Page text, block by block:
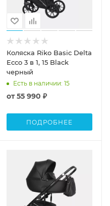
Коляска Riko Basic Delta
Ecco 3 в 1, 15 Black
черный
Есть в наличии: 15
от55 990 ₽
ПОДРОБНЕЕ